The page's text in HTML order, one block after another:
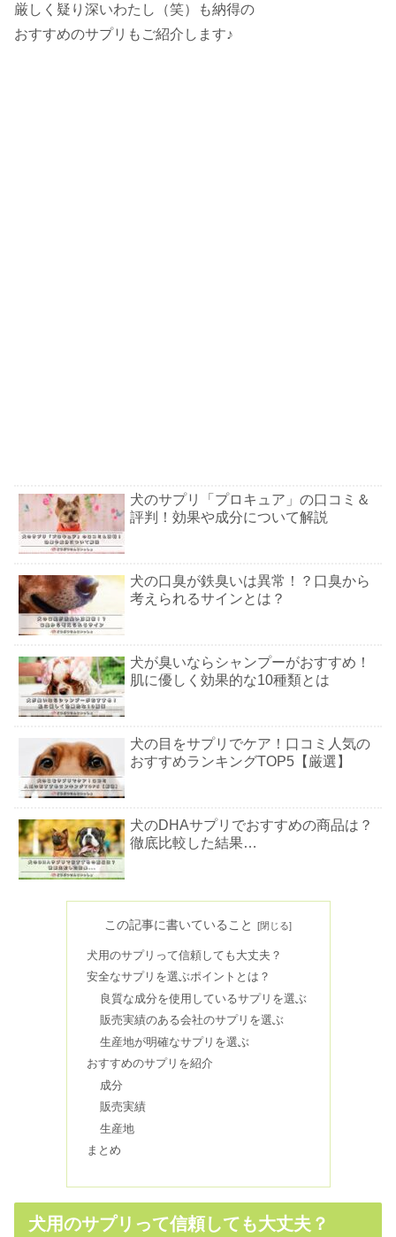
厳しく疑り深いわたし（笑）も納得の
おすすめのサプリもご紹介します♪
犬のサプリ「プロキュア」の口コミ＆
評判！効果や成分について解説
犬の口臭が鉄臭いは異常！？口臭から
考えられるサインとは？
犬が臭いならシャンプーがおすすめ！
肌に優しく効果的な10種類とは
犬の目をサプリでケア！口コミ人気の
おすすめランキングTOP5【厳選】
犬のDHAサプリでおすすめの商品は？
徹底比較した結果…
犬の車椅子の作り方！DIY初心者でも
手作りはできるの？
ツ！かさましに効果的な食材5選
犬の臭いは餌に原因があった！？体臭
柴犬は色が変化するってホント？どん
この記事に書いていること
犬用のサプリって信頼しても大丈夫？
安全なサプリを選ぶポイントとは？
良質な成分を使用しているサプリを選ぶ
販売実績のある会社のサプリを選ぶ
生産地が明確なサプリを選ぶ
おすすめのサプリを紹介
成分
販売実績
生産地
まとめ
犬用のサプリって信頼しても大丈夫？